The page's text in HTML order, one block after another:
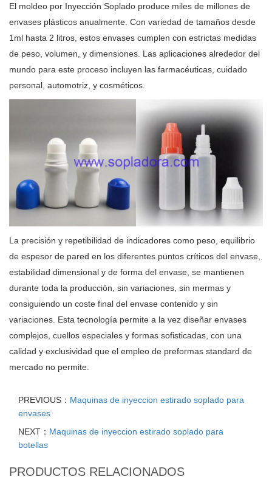
El moldeo por Inyección Soplado produce miles de millones de
envases plásticos anualmente. Con variedad de tamaños desde
1ml hasta 2 litros, estos envases cumplen con estrictas medidas
de peso, volumen, y dimensiones. Las aplicaciones alrededor del
mundo para este proceso incluyen las farmacéuticas, cuidado
personal, automotriz, y cosméticos.
La precisión y repetibilidad de indicadores como peso, equilibrio
de espesor de pared en los diferentes puntos críticos del envase,
estabilidad dimensional y de forma del envase, se mantienen
durante toda la producción, sin variaciones, sin mermas y
consiguiendo un coste final del envase contenido y sin
variaciones. Esta tecnología permite a la vez diseñar envases
complejos, cuellos especiales y formas sofisticadas, con una
calidad y exclusividad que el empleo de preformas standard de
mercado no permite.
PREVIOUS： Maquinas de inyeccion estirado soplado para
envases
NEXT： Maquinas de inyeccion estirado soplado para
botellas
PRODUCTOS RELACIONADOS